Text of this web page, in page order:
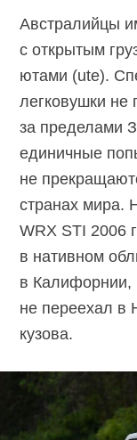
Австралийцы
с открытым
ютами (ute).
легковушки не
за пределами
единичные
не
странах мира.
WRX STI 2006
в нативном
в Калифорнии,
не переехал в
кузова.